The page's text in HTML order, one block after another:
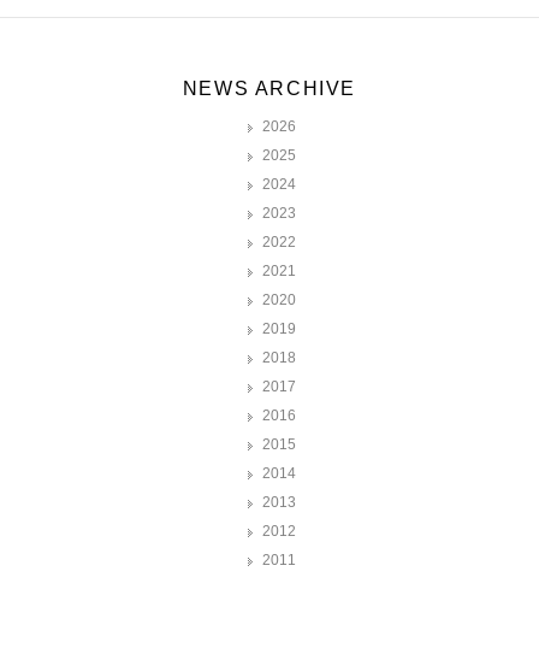
NEWS ARCHIVE
2026
2025
2024
2023
2022
2021
2020
2019
2018
2017
2016
2015
2014
2013
2012
2011